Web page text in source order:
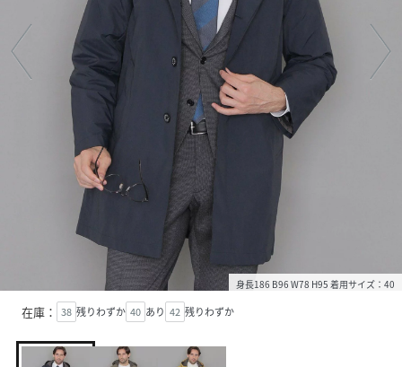
身長186 B96 W78 H95 着用サイズ：40
在庫： 38 残りわずか 40 あり 42 残りわずか